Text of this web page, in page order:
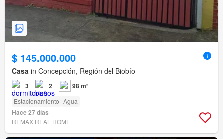
$ 145.000.000
Casa in Concepción, Región del Biobío
3 2 98 m²
Estacionamiento Agua
Hace 27 días
REMAX REAL HOME